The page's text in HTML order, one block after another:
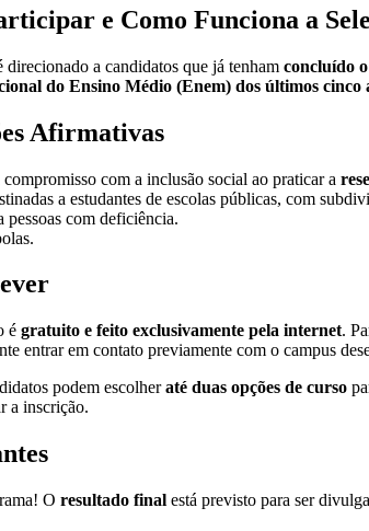
e Como Funciona a
direcionado a candidatos que já tenham concluído
do Ensino Médio (Enem) dos últimos cinco
Afirmativas
com a inclusão social ao praticar a
a estudantes de escolas públicas, com
pessoas com deficiência.
é gratuito e feito exclusivamente pela internet.
entrar em contato previamente com o campus
podem escolheraté duas opções de curso
a inscrição.
O resultado final está previsto para ser